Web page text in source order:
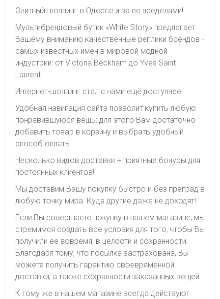
Элитный шоппинг в Одессе и за ее пределами!
Мультибрендовый бутик «White Story» предлагает
Вашему вниманию качественные реплики брендов -
самых известных имен в мировой модной
индустрии: от Victoria Beckham до Yves Saint
Laurent.
Интернет-шоппинг стал с нами ещё доступнее!
Удобная навигация сайта позволит купить любую
понравившуюся вещь: для этого Вам достаточно
добавить товар в корзину и выбрать удобный
способ оплаты.
Несколько видов доставки + приятные бонусы для
постоянных клиентов!
Мы доставим Вашу покупку быстро и без преград в
любую точку мира. Куда другие даже не доходят!
Если Вы совершаете покупку в нашем магазине, мы
стремимся создать все условия для того, чтобы Вы
получили ее вовремя, в целости и сохранности.
Благодаря тому, что посылка застрахована, Вы
можете получить гарантию своевременной
доставки, а также сохранности заказанных вещей.
К тому же в нашем магазине всегда действуют